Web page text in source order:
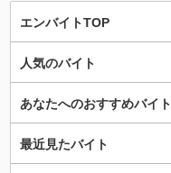
エンバイトTOP
人気のバイト
あなたへのおすすめバイト
最近見たバイト